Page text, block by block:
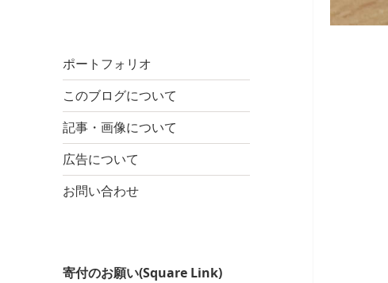
ポートフォリオ
このブログについて
記事・画像について
広告について
お問い合わせ
寄付のお願い(Square Link)